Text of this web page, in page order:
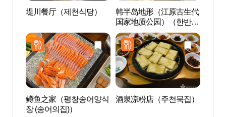
堤川餐厅（제천식당）
韩半岛地形（江原古生代
国家地质公园）（한반도
지형(강원고생대 국가지
질공원)）
鳟鱼之家（평창송어양식
장 (송어의집)）
酒泉凉粉店（주천묵집）